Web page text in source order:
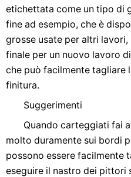
etichettata come un tipo di
fine ad esempio, che è
grosse usate per altri
finale per un nuovo lavoro
che può facilmente tagliare
finitura.
Suggerimenti
Quando carteggiati fai
molto duramente sui bordi
possono essere facilmente
eseguire il nastro dei pittori